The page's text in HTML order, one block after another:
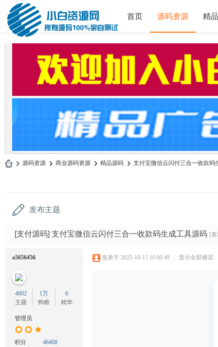
首页 源码资源 精
» 源码资源 › 商业源码资源 › 精品源码 › 支付宝微信云闪付三合一收款码
发布主题
[支付源码] 支付宝微信云闪付三合一收款码生成工具源码 [
a5656456
4002
主题
1万
狗粮
6
精华
管理员
积分 46408
发表于 2025-10-15 10:00:49 | 显示全部楼层